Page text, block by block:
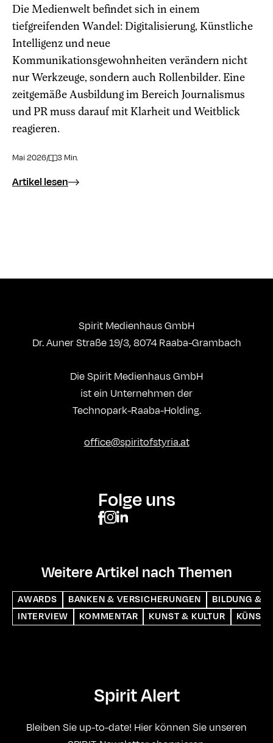
Die Medienwelt befindet sich in einem
tiefgreifenden Wandel: Digitalisierung, Künstliche
Intelligenz und neue
Kommunikationsgewohnheiten verändern nicht
nur Werkzeuge, sondern auch Rollenbilder. Eine
zeitgemäße Ausbildung im Bereich Journalismus
und PR muss darauf mit Klarheit und Weitblick
reagieren.
Mai 2026/ 3 Min.
Artikel lesen
Spirit Medienhaus GmbH
Dr. Auner Straße 19/3, 8074 Raaba-Grambach
Die Spirit Medienhaus GmbH
ist ein Unternehmen der
Technopark-Raaba-Holding.
office@spiritofstyria.at
Folge uns
Weitere Artikel nach Themen
AWARDS BANKEN & VERSICHERUNGEN
BILDUNG &
INTERVIEW
KOMMENTAR KUNST & KULTUR
Spirit Alert
Bleiben Sie up-to-date! Hier können Sie unseren